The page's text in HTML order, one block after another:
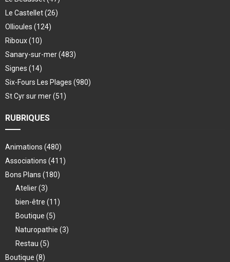
Le Castellet(26)
Ollioules (124)
Riboux(10)
Sanary-sur-mer(483)
Signes (14)
Six-Fours Les Plages (980)
St Cyr sur mer(51)
RUBRIQUES
Animations (480)
Associations (411)
Bons Plans (180)
Atelier(3)
bien-être (11)
Boutique (5)
Naturopathie (3)
Restau (5)
Boutique (8)